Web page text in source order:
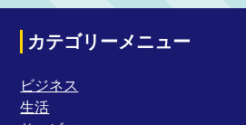
カテゴリーメニュー
ビジネス
生活